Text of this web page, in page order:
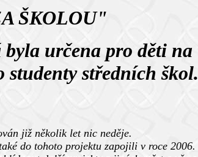
ŠKOLOU"
určena pro děti na
středních škol.
již několik let nic neděje.
do tohoto projektu zapojili v roce 2006.